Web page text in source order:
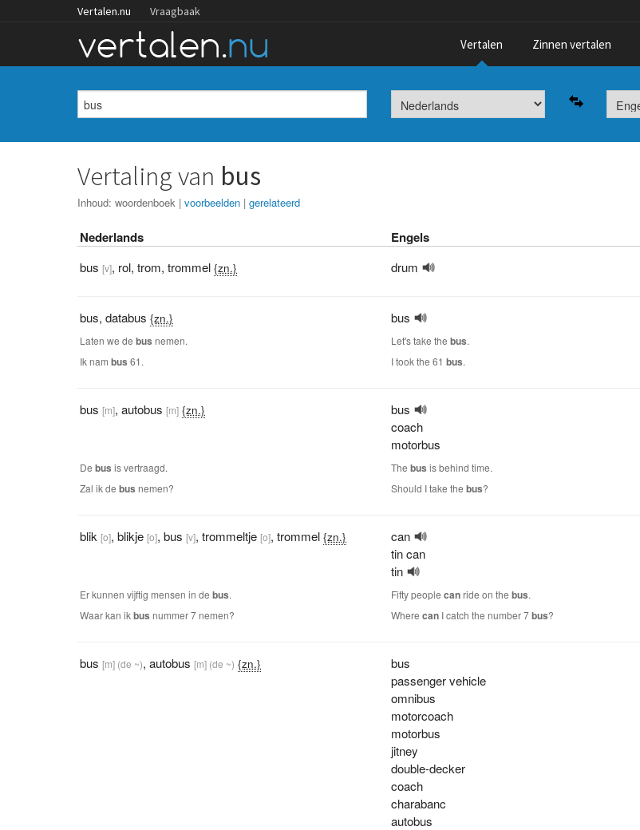
Vertalen.nu Vraagbaak
Vertalen Zinnen vertalen
Vertaling van bus
Inhoud:woordenboek |voorbeelden |gerelateerd
Nederlands Engels
bus [v], rol,trom,trommel {zn.} drum
bus,databus {zn.} bus
Laten we debus nemen. Let's take thebus.
Ik nambus 61. I took the 61bus.
bus [m],autobus [m] {zn.}
bus
coach
motorbus
Debus is vertraagd. Thebus is behind time.
Zal ik debus nemen? Should I take thebus?
blik [o],blikje [o],bus [v],trommeltje [o],trommel {zn.}
can
tin can
tin
Er kunnen vijftig mensen in debus. Fifty peoplecanride on thebus.
Waar kan ikbus nummer 7 nemen? Wherecan I catch the number 7bus?
bus [m] (de ~),autobus [m] (de ~) {zn.}
bus
passenger vehicle
omnibus
motorcoach
motorbus
jitney
double-decker
coach
charabanc
autobus